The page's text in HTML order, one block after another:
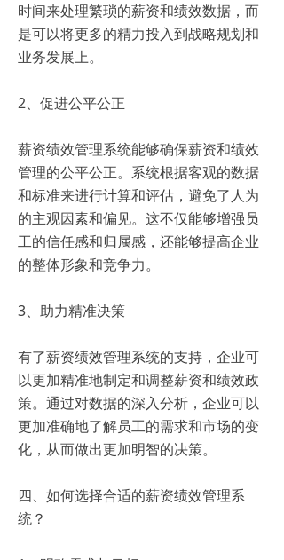
时间来处理繁琐的薪资和绩效数据，而
是可以将更多的精力投入到战略规划和
业务发展上。
2、促进公平公正
薪资绩效管理系统能够确保薪资和绩效
管理的公平公正。系统根据客观的数据
和标准来进行计算和评估，避免了人为
的主观因素和偏见。这不仅能够增强员
工的信任感和归属感，还能够提高企业
的整体形象和竞争力。
3、助力精准决策
有了薪资绩效管理系统的支持，企业可
以更加精准地制定和调整薪资和绩效政
策。通过对数据的深入分析，企业可以
更加准确地了解员工的需求和市场的变
化，从而做出更加明智的决策。
四、如何选择合适的薪资绩效管理系
统？